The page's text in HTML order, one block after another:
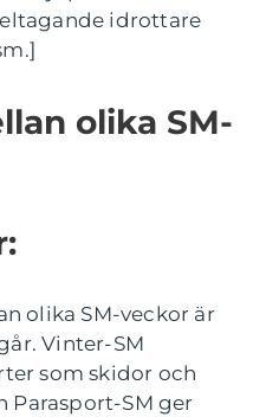
idrottare
olika SM-
olika SM-veckor är
Vinter-SM
som skidor och
Parasport-SM ger